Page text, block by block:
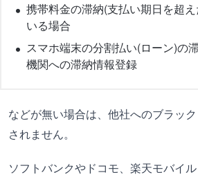
携帯料金の滞納(支払い期日を超
いる場合
スマホ端末の分割払い(ローン)の
機関への滞納情報登録
などが無い場合は、他社へのブラッ
されません。
ソフトバンクやドコモ、楽天モバイ